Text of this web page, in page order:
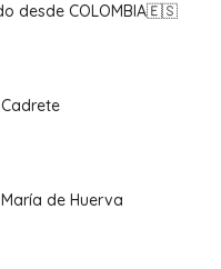
COLOMBIA🇪🇸
de Huerva